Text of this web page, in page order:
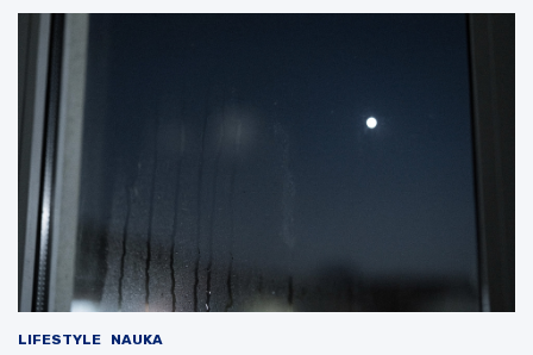
LIFESTYLE NAUKA